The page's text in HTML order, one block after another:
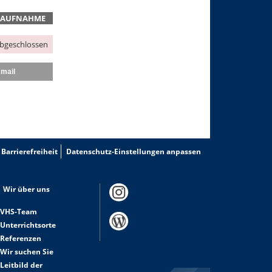
mail
Barrierefreiheit Datenschutz-Einstellungen anpassen
Wir über uns
VHS-Team
Unterrichtsorte
Referenzen
Wir suchen Sie
Leitbild der